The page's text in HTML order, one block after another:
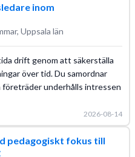
inom
Uppsala län
drift genom att säkerställa
över tid. Du samordnar
underhålls intressen
2026-08-14
pedagogiskt fokus till